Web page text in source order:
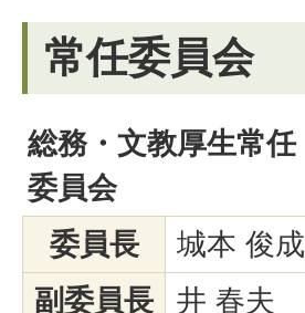
常任委員会
総務・文教厚生常任
委員会
委員長
城本 俊成
副委員長
井 春夫